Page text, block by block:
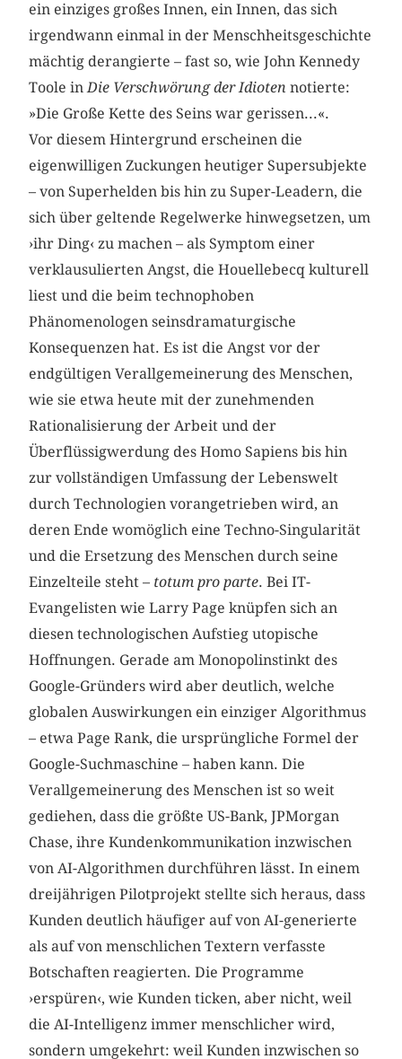
ein einziges großes Innen, ein Innen, das sich
irgendwann einmal in der Menschheitsgeschichte
mächtig derangierte – fast so, wie John Kennedy
Toole inDie Verschwörung der Idioten notierte:
»Die Große Kette des Seins war gerissen...«.
Vor diesem Hintergrund erscheinen die
eigenwilligen Zuckungen heutiger Supersubjekte
– von Superhelden bis hin zu Super-Leadern, die
sich über geltende Regelwerke hinwegsetzen, um
›ihr Ding‹ zu machen – als Symptom einer
verklausulierten Angst, die Houellebecq kulturell
liest und die beim technophoben
Phänomenologen seinsdramaturgische
Konsequenzen hat. Es ist die Angst vor der
endgültigen Verallgemeinerung des Menschen,
wie sie etwa heute mit der zunehmenden
Rationalisierung der Arbeit und der
Überflüssigwerdung des Homo Sapiens bis hin
zur vollständigen Umfassung der Lebenswelt
durch Technologien vorangetrieben wird, an
deren Ende womöglich eine Techno-Singularität
und die Ersetzung des Menschen durch seine
Einzelteile steht – totum pro parte. Bei IT-
Evangelisten wie Larry Page knüpfen sich an
diesen technologischen Aufstieg utopische
Hoffnungen. Gerade am Monopolinstinkt des
Google-Gründers wird aber deutlich, welche
globalen Auswirkungen ein einziger Algorithmus
– etwa Page Rank, die ursprüngliche Formel der
Google-Suchmaschine – haben kann. Die
Verallgemeinerung des Menschen ist so weit
gediehen, dass die größte US-Bank, JPMorgan
Chase, ihre Kundenkommunikation inzwischen
von AI-Algorithmen durchführen lässt. In einem
dreijährigen Pilotprojekt stellte sich heraus, dass
Kunden deutlich häufiger auf von AI-generierte
als auf von menschlichen Textern verfasste
Botschaften reagierten. Die Programme
›erspüren‹, wie Kunden ticken, aber nicht, weil
die AI-Intelligenz immer menschlicher wird,
sondern umgekehrt: weil Kunden inzwischen so